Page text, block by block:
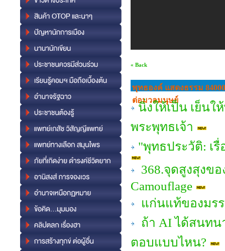
« Back
พุทธองค์ แสดงธรรม
ต่อมวลมนุษย์
นิ่งให้เป็น เย็นใ
พระพุทธเจ้า
"พุทธประวัติ: เ
368.จุดสูงสุงข
Camouflage
แก่นแท้ของมร
ถ้า AI ได้สนท
ตอบแบบไหน?